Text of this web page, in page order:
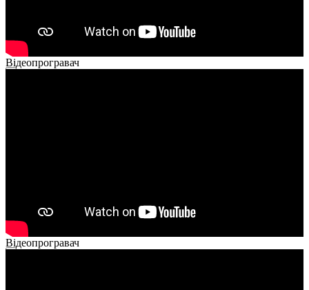
Відеопрогравач
Відеопрогравач